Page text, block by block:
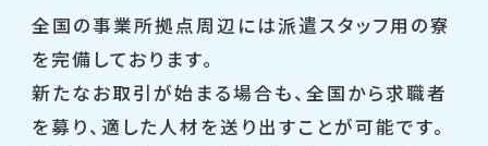
全国の事業所拠点周辺には派遣スタッフ用の寮
を完備しております。
新たなお取引が始まる場合も、全国から求職者
を募り、適した人材を送り出すことが可能です。